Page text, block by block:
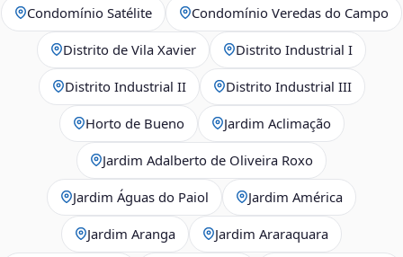
Condomínio Satélite Condomínio Veredas do Campo
Distrito de Vila Xavier Distrito Industrial I
Distrito Industrial II Distrito Industrial III
Horto de Bueno Jardim Aclimação
Jardim Adalberto de Oliveira Roxo
Jardim Águas do Paiol Jardim América
Jardim Aranga Jardim Araraquara